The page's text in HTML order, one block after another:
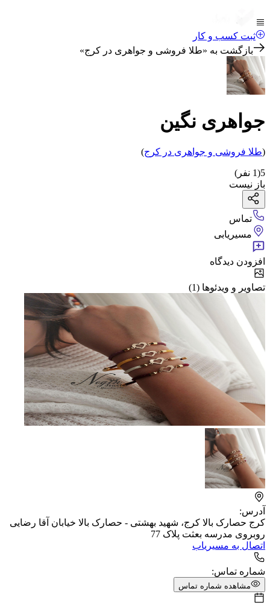
ثبت کسب و کار
بازگشت به «طلا فروشی و جواهری در کرج»
جواهری نگین
(طلا فروشی و جواهری در کرج)
5
(
1 نفر)
باز نیست
تماس
مسیریابی
افزودن دیدگاه
تصاویر و ویدئوها (1)
آدرس:
کرج حصارک بالا کرج، شهید بهشتی - حصارک بالا خیابان آقا رضایی
روبروی مدرسه بعثت پلاک 77
اتصال به مسیریاب
شماره تماس:
مشاهده شماره تماس